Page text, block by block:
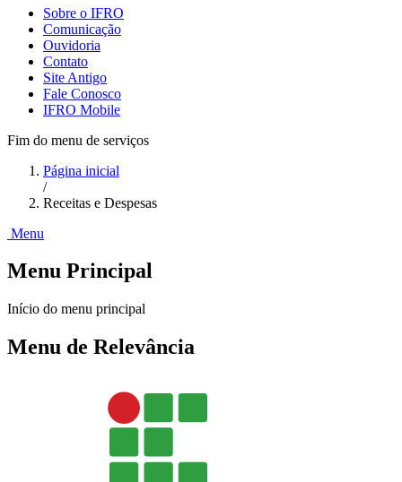
Sobre o IFRO
Comunicação
Ouvidoria
Contato
Site Antigo
Fale Conosco
IFRO Mobile
Fim do menu de serviços
Página inicial
/
Receitas e Despesas
Menu
Menu Principal
Início do menu principal
Menu de Relevância